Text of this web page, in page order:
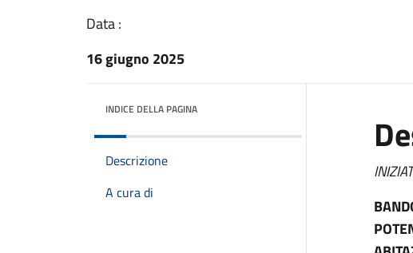
Data :
16 giugno 2025
INDICE DELLA PAGINA
Descrizione
A cura di